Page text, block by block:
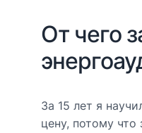
От чего
За 15 лет я
цену, потому